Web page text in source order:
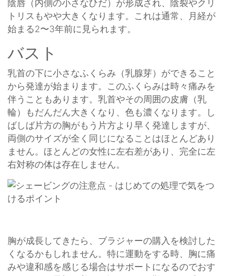
陰唇（内側の小さなひだ）が形成され、陰裂やクリ
トリスもやや大きくなります。これは通常、月経が
始まる2〜3年前に見られます。
バスト
乳首の下に小さなふくらみ（乳腺芽）ができること
から発達が始まります。このふくらみは時々痛みを
伴うこともあります。乳首やその周囲の皮膚（乳
輪）もだんだん大きくなり、色も濃くなります。し
ばしば片方の胸がもう片方より早く発達しますが、
両側のサイズが全く同じになることはほとんどあり
ません。ほとんどの女性に左右差があり、完全に左
右対称の体は存在しません。
胸が成長してきたら、ブラジャーの購入を検討した
くなるかもしれません。特に運動をする時、胸に痛
みや違和感を感じる場合はサポートになるのでおす